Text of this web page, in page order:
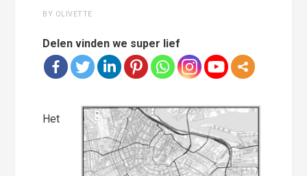
BY OLIVETTE
Delen vinden we super lief
Het